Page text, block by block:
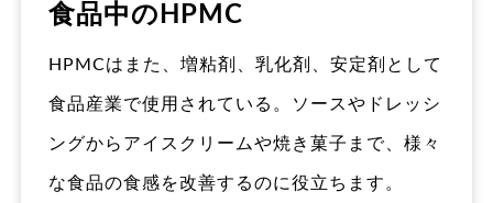
食品中のHPMC
HPMCはまた、増粘剤、乳化剤、安定剤として
食品産業で使用されている。ソースやドレッシ
ングからアイスクリームや焼き菓子まで、様々
な食品の食感を改善するのに役立ちます。